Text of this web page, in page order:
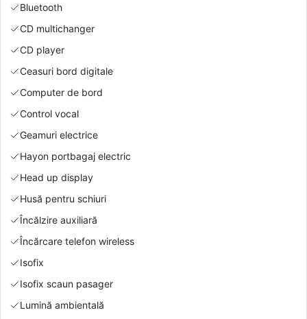
Bluetooth
CD multichanger
CD player
Ceasuri bord digitale
Computer de bord
Control vocal
Geamuri electrice
Hayon portbagaj electric
Head up display
Husă pentru schiuri
Încălzire auxiliară
Încărcare telefon wireless
Isofix
Isofix scaun pasager
Lumină ambientală